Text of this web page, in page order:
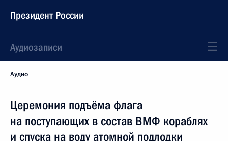
Президент России
Аудиозаписи
Аудио
Церемония подъёма флага
на поступающих в состав ВМФ кораблях
и спуска на воду атомной подлодки